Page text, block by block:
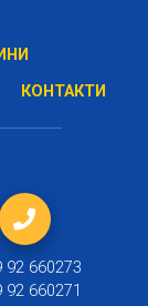
КОНТАКТИ
92 660273
92 660271